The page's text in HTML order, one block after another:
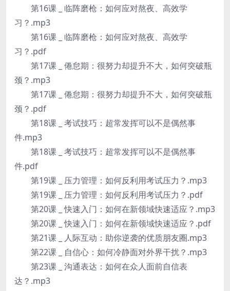
第16课 _ 临阵磨枪：如何应对熬夜、高效学
习？.mp3
第16课 _ 临阵磨枪：如何应对熬夜、高效学
习？.pdf
第17课 _ 倦怠期：很努力却提升不大，如何突破瓶
颈？.mp3
第17课 _ 倦怠期：很努力却提升不大，如何突破瓶
颈？.pdf
第18课 _ 考试技巧：超常发挥可以不是偶然事
件.mp3
第18课 _ 考试技巧：超常发挥可以不是偶然事
件.pdf
第19课 _ 压力管理：如何反利用考试压力？.mp3
第19课 _ 压力管理：如何反利用考试压力？.pdf
第20课 _ 快速入门：如何在新领域快速适应？.mp3
第20课 _ 快速入门：如何在新领域快速适应？.pdf
第21课 _ 人际互动：助你逆袭的优质朋友圈.mp3
第22课 _ 自信心：如何冷静面对外界干扰？.mp3
第23课 _ 沟通表达：如何在众人面前自信表
达？.mp3